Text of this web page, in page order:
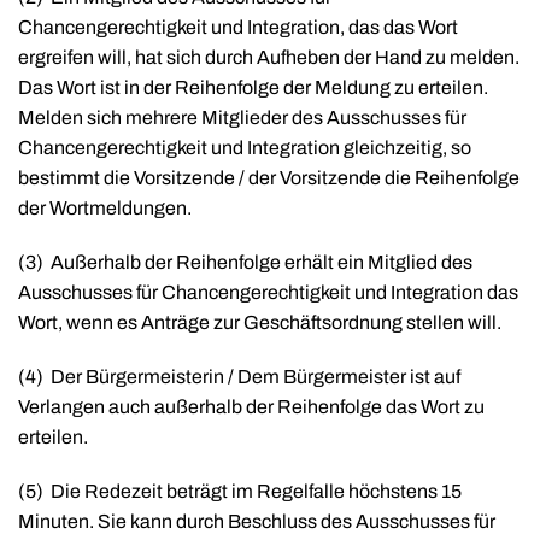
Chancengerechtigkeit und Integration, das das Wort
ergreifen will, hat sich durch Aufheben der Hand zu melden.
Das Wort ist in der Reihenfolge der Meldung zu erteilen.
Melden sich mehrere Mitglieder des Ausschusses für
Chancengerechtigkeit und Integration gleichzeitig, so
bestimmt die Vorsitzende / der Vorsitzende die Reihenfolge
der Wortmeldungen.
(3) Außerhalb der Reihenfolge erhält ein Mitglied des
Ausschusses für Chancengerechtigkeit und Integration das
Wort, wenn es Anträge zur Geschäftsordnung stellen will.
(4) Der Bürgermeisterin / Dem Bürgermeister ist auf
Verlangen auch außerhalb der Reihenfolge das Wort zu
erteilen.
(5) Die Redezeit beträgt im Regelfalle höchstens 15
Minuten. Sie kann durch Beschluss des Ausschusses für